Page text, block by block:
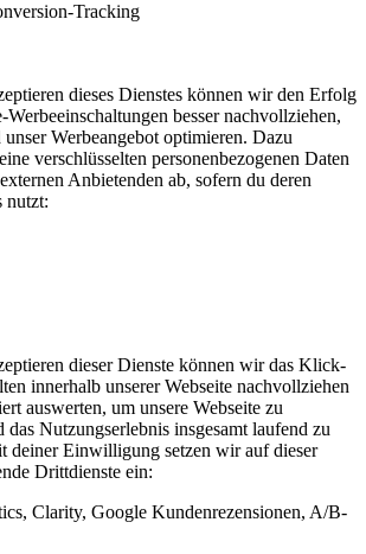
Tracking
dieses Dienstes können wir den Erfolg
Werbeeinschaltungen besser nachvollziehen,
unser Werbeangebot optimieren. Dazu
verschlüsselten personenbezogenen Daten
Anbietenden ab, sofern du deren
nutzt:
dieser Dienste können wir das Klick-
innerhalb unserer Webseite nachvollziehen
auswerten, um unsere Webseite zu
das Nutzungserlebnis insgesamt laufend zu
deiner Einwilligung setzen wir auf dieser
Drittdienste ein:
Clarity, Google Kundenrezensionen, A/B-